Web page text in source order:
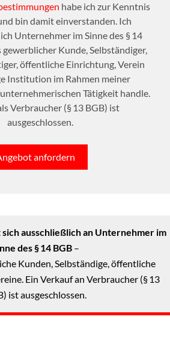
habe ich zur Kenntnis
bin damit einverstanden. Ich
Unternehmer im Sinne des § 14
gewerblicher Kunde, Selbständiger,
öffentliche Einrichtung, Verein
Institution im Rahmen meiner
Tätigkeit handle.
Verbraucher (§ 13 BGB) ist
ausgeschlossen.
anfordern
ausschließlich an Unternehmer im
des § 14 BGB –
Kunden, Selbständige, öffentliche
Ein Verkauf an Verbraucher (§ 13
ist ausgeschlossen.